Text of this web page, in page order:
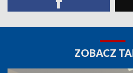
ZOBACZ